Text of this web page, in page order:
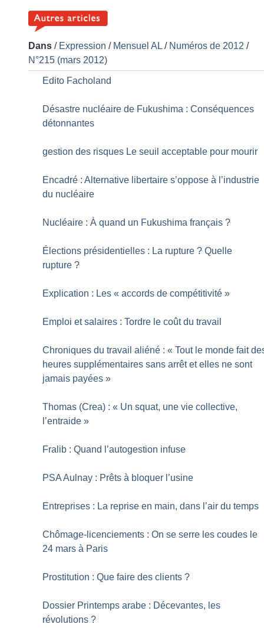
Dans / Expression / Mensuel AL / Numéros de 2012 /
N°215 (mars 2012)
Edito Facholand
Désastre nucléaire de Fukushima : Conséquences
détonnantes
gestion des risques Le seuil acceptable pour mourir
Encadré : Alternative libertaire s’oppose à l’industrie
du nucléaire
Nucléaire : À quand un Fukushima français ?
Élections présidentielles : La rupture ? Quelle
rupture ?
Explication : Les « accords de compétitivité »
Emploi et salaires : Tordre le coût du travail
Chroniques du travail aliéné : « Tout le monde fait
heures supplémentaires sans arrêt et elles ne sont
jamais payées »
Thomas (Crea) : « Un squat, une vie collective,
l’entraide »
Fralib : Quand l’autogestion infuse
PSA Aulnay : Prêts à bloquer l’usine
Entreprises : La reprise en main, dans l’air du temps
Chômage-licenciements : On se serre les coudes le
24 mars à Paris
Prostitution : Que faire des clients ?
Dossier Printemps arabe : Décevantes, les
révolutions ?